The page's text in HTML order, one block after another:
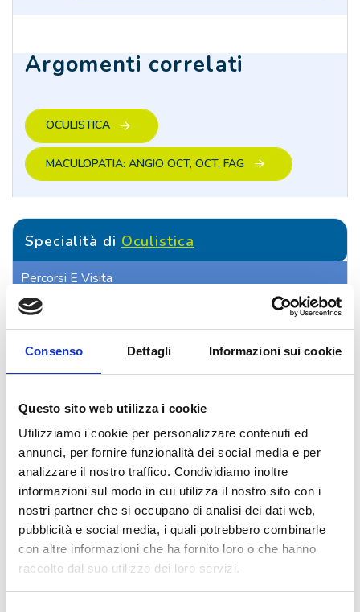
Consenso Dettagli Informazioni sui cookie
Questo sito web utilizza i cookie
Utilizziamo i cookie per personalizzare contenuti ed
annunci, per fornire funzionalità dei social media e per
analizzare il nostro traffico. Condividiamo inoltre
informazioni sul modo in cui utilizza il nostro sito con i
nostri partner che si occupano di analisi dei dati web,
pubblicità e social media, i quali potrebbero combinarle
con altre informazioni che ha fornito loro o che hanno
raccolto dal suo utilizzo dei loro servizi.
Argomenti correlati
OCULISTICA
MACULOPATIA: ANGIO OCT, OCT, FAG
Specialità di Oculistica
Percorsi E Visita
Ecografia Oculare B-Scan E UBM
Le Nuove Frontiere Della Chirurgia Oculistica
Bambini: Prevenzione E Diagnosi
Cataratta
Chirurgia Palpebrale E Vie Lacrimali
Cornea E Cheratocono
Glaucoma
Ipovisione